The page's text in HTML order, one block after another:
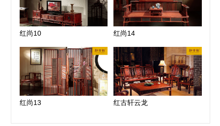
红尚10 红尚14
红尚13 红古轩云龙